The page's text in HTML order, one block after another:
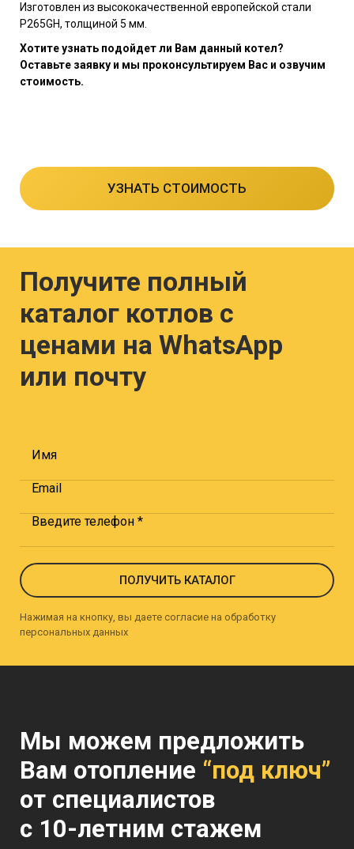
Изготовлен из высококачественной европейской стали
P265GH, толщиной 5 мм.
Хотите узнать подойдет ли Вам данный котел?
Оставьте заявку и мы проконсультируем Вас и озвучим
стоимость.
УЗНАТЬ СТОИМОСТЬ
Получите полный
каталог котлов с
ценами на WhatsApp
или почту
Имя
Email
Введите телефон *
ПОЛУЧИТЬ КАТАЛОГ
Нажимая на кнопку, вы даете согласие на обработку
персональных данных
Мы можем предложить
Вам отопление “под ключ”
от специалистов
с 10-летним стажем